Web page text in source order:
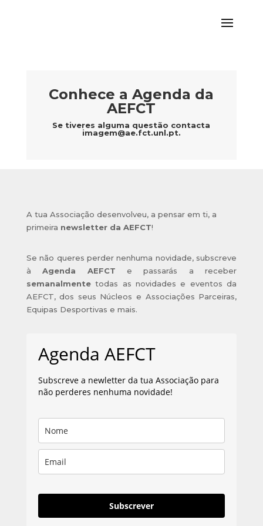
Conhece a Agenda da
AEFCT
Se tiveres alguma questão contacta
imagem@ae.fct.unl.pt.
A tua Associação desenvolveu, a pensar em ti, a
primeira newsletter da AEFCT!
Se não queres perder nenhuma novidade, subscreve
àAgenda AEFCT e passarás a receber
semanalmentetodas as novidades e eventos da
AEFCT, dos seus Núcleos e Associações Parceiras,
Equipas Desportivas e mais.
Agenda AEFCT
Subscreve a newletter da tua Associação para
não perderes nenhuma novidade!
Subscrever